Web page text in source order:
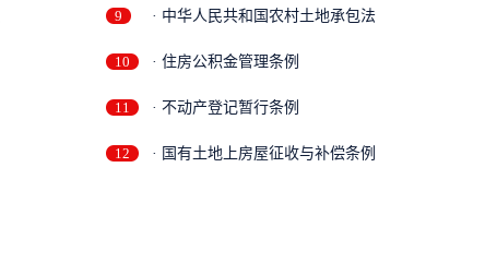
9 · 中华人民共和国农村土地承包法
10 · 住房公积金管理条例
11 · 不动产登记暂行条例
12 · 国有土地上房屋征收与补偿条例